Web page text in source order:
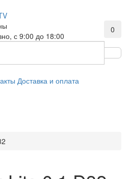
с 9:00 до 18:00
0
Доставка и оплата